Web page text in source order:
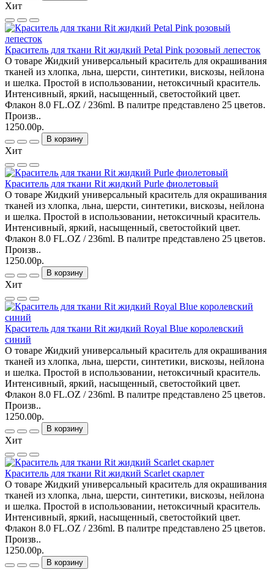
Хит
Краситель для ткани Rit жидкий Petal Pink розовый лепесток
О товаре Жидкий универсальный краситель для окрашивания
тканей из хлопка, льна, шерсти, синтетики, вискозы, нейлона
и шелка. Простой в использовании, нетоксичный краситель.
Интенсивный, яркий, насыщенный, светостойкий цвет.
Флакон 8.0 FL.OZ / 236ml. В палитре представлено 25 цветов.
Произв..
1250.00р.
В корзину
Хит
Краситель для ткани Rit жидкий Purle фиолетовый
О товаре Жидкий универсальный краситель для окрашивания
тканей из хлопка, льна, шерсти, синтетики, вискозы, нейлона
и шелка. Простой в использовании, нетоксичный краситель.
Интенсивный, яркий, насыщенный, светостойкий цвет.
Флакон 8.0 FL.OZ / 236ml. В палитре представлено 25 цветов.
Произв..
1250.00р.
В корзину
Хит
Краситель для ткани Rit жидкий Royal Blue королевский
синий
О товаре Жидкий универсальный краситель для окрашивания
тканей из хлопка, льна, шерсти, синтетики, вискозы, нейлона
и шелка. Простой в использовании, нетоксичный краситель.
Интенсивный, яркий, насыщенный, светостойкий цвет.
Флакон 8.0 FL.OZ / 236ml. В палитре представлено 25 цветов.
Произв..
1250.00р.
В корзину
Хит
Краситель для ткани Rit жидкий Scarlet скарлет
О товаре Жидкий универсальный краситель для окрашивания
тканей из хлопка, льна, шерсти, синтетики, вискозы, нейлона
и шелка. Простой в использовании, нетоксичный краситель.
Интенсивный, яркий, насыщенный, светостойкий цвет.
Флакон 8.0 FL.OZ / 236ml. В палитре представлено 25 цветов.
Произв..
1250.00р.
В корзину